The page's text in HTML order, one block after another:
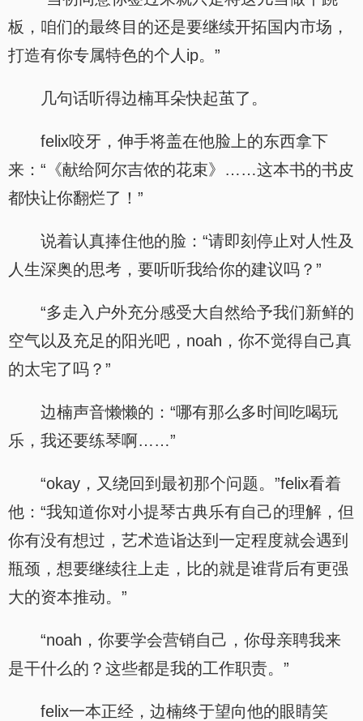
板，咱们的最终目的还是要继续开拓国内市场，
打造有你专属特色的个人ip。”
几句话听得边楠耳朵快起茧了。
felix咬牙，伸手将盖在他脸上的东西拿下
来：“《献给阿尔吉侬的花束》……这本书的书皮
都快让你翻烂了！”
说着认真捧住他的脸：“请即刻停止对人性及
人生深奥的思考，要听听我给你的建议吗？”
“多走入户外充分感受大自然给予我们新鲜的
空气以及充足的阳光吧，noah，你不觉得自己真
的太宅了吗？”
边楠声音懒懒的：“哪有那么多时间吃喝玩
乐，我还要练琴啊……”
“okay，又绕回到最初那个问题。”felix看着
他：“我知道你对小提琴古典乐有自己的理解，但
你有没有想过，艺术造诣达到一定程度就会遇到
瓶颈，想要继续往上走，比的就是谁背后有更强
大的资本推动。”
“noah，你要学会营销自己，你母亲聘我来
是干什么的？这些都是我的工作职责。”
felix一本正经，边楠终于望向他的眼睛笑